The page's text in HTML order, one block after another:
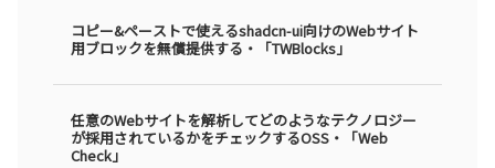
コピー&ペーストで使えるshadcn-ui向けのWebサイト
用ブロックを無償提供する・「TWBlocks」
任意のWebサイトを解析してどのようなテクノロジー
が採用されているかをチェックするOSS・「Web
Check」